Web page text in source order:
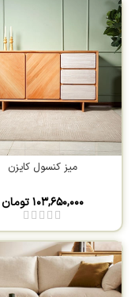
میز کنسول کایزن
۱۰۳,۶۵۰,۰۰۰تومان